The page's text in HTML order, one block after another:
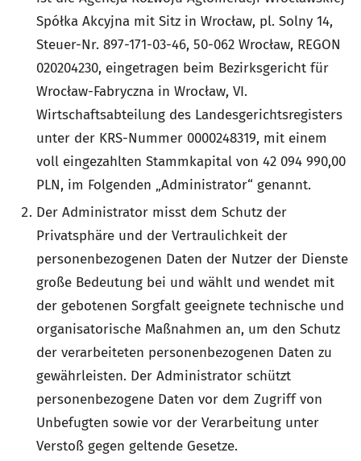
Spółka Akcyjna mit Sitz in Wrocław, pl. Solny 14,
Steuer-Nr. 897-171-03-46, 50-062 Wrocław, REGON
020204230, eingetragen beim Bezirksgericht für
Wrocław-Fabryczna in Wrocław, VI.
Wirtschaftsabteilung des Landesgerichtsregisters
unter der KRS-Nummer 0000248319, mit einem
voll eingezahlten Stammkapital von 42 094 990,00
PLN, im Folgenden „Administrator“ genannt.
Der Administrator misst dem Schutz der
Privatsphäre und der Vertraulichkeit der
personenbezogenen Daten der Nutzer der Dienste
große Bedeutung bei und wählt und wendet mit
der gebotenen Sorgfalt geeignete technische und
organisatorische Maßnahmen an, um den Schutz
der verarbeiteten personenbezogenen Daten zu
gewährleisten. Der Administrator schützt
personenbezogene Daten vor dem Zugriff von
Unbefugten sowie vor der Verarbeitung unter
Verstoß gegen geltende Gesetze.